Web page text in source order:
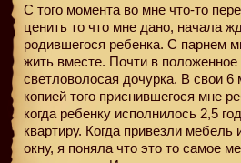
С того момента во мне что-то
ценить то что мне дано, начала
родившегося ребенка. С парнем
жить вместе. Почти в
светловолосая дочурка. В свои
копией того приснившегося мне
когда ребенку исполнилось 2,5
квартиру. Когда привезли мебель
окну, я поняла что это то самое